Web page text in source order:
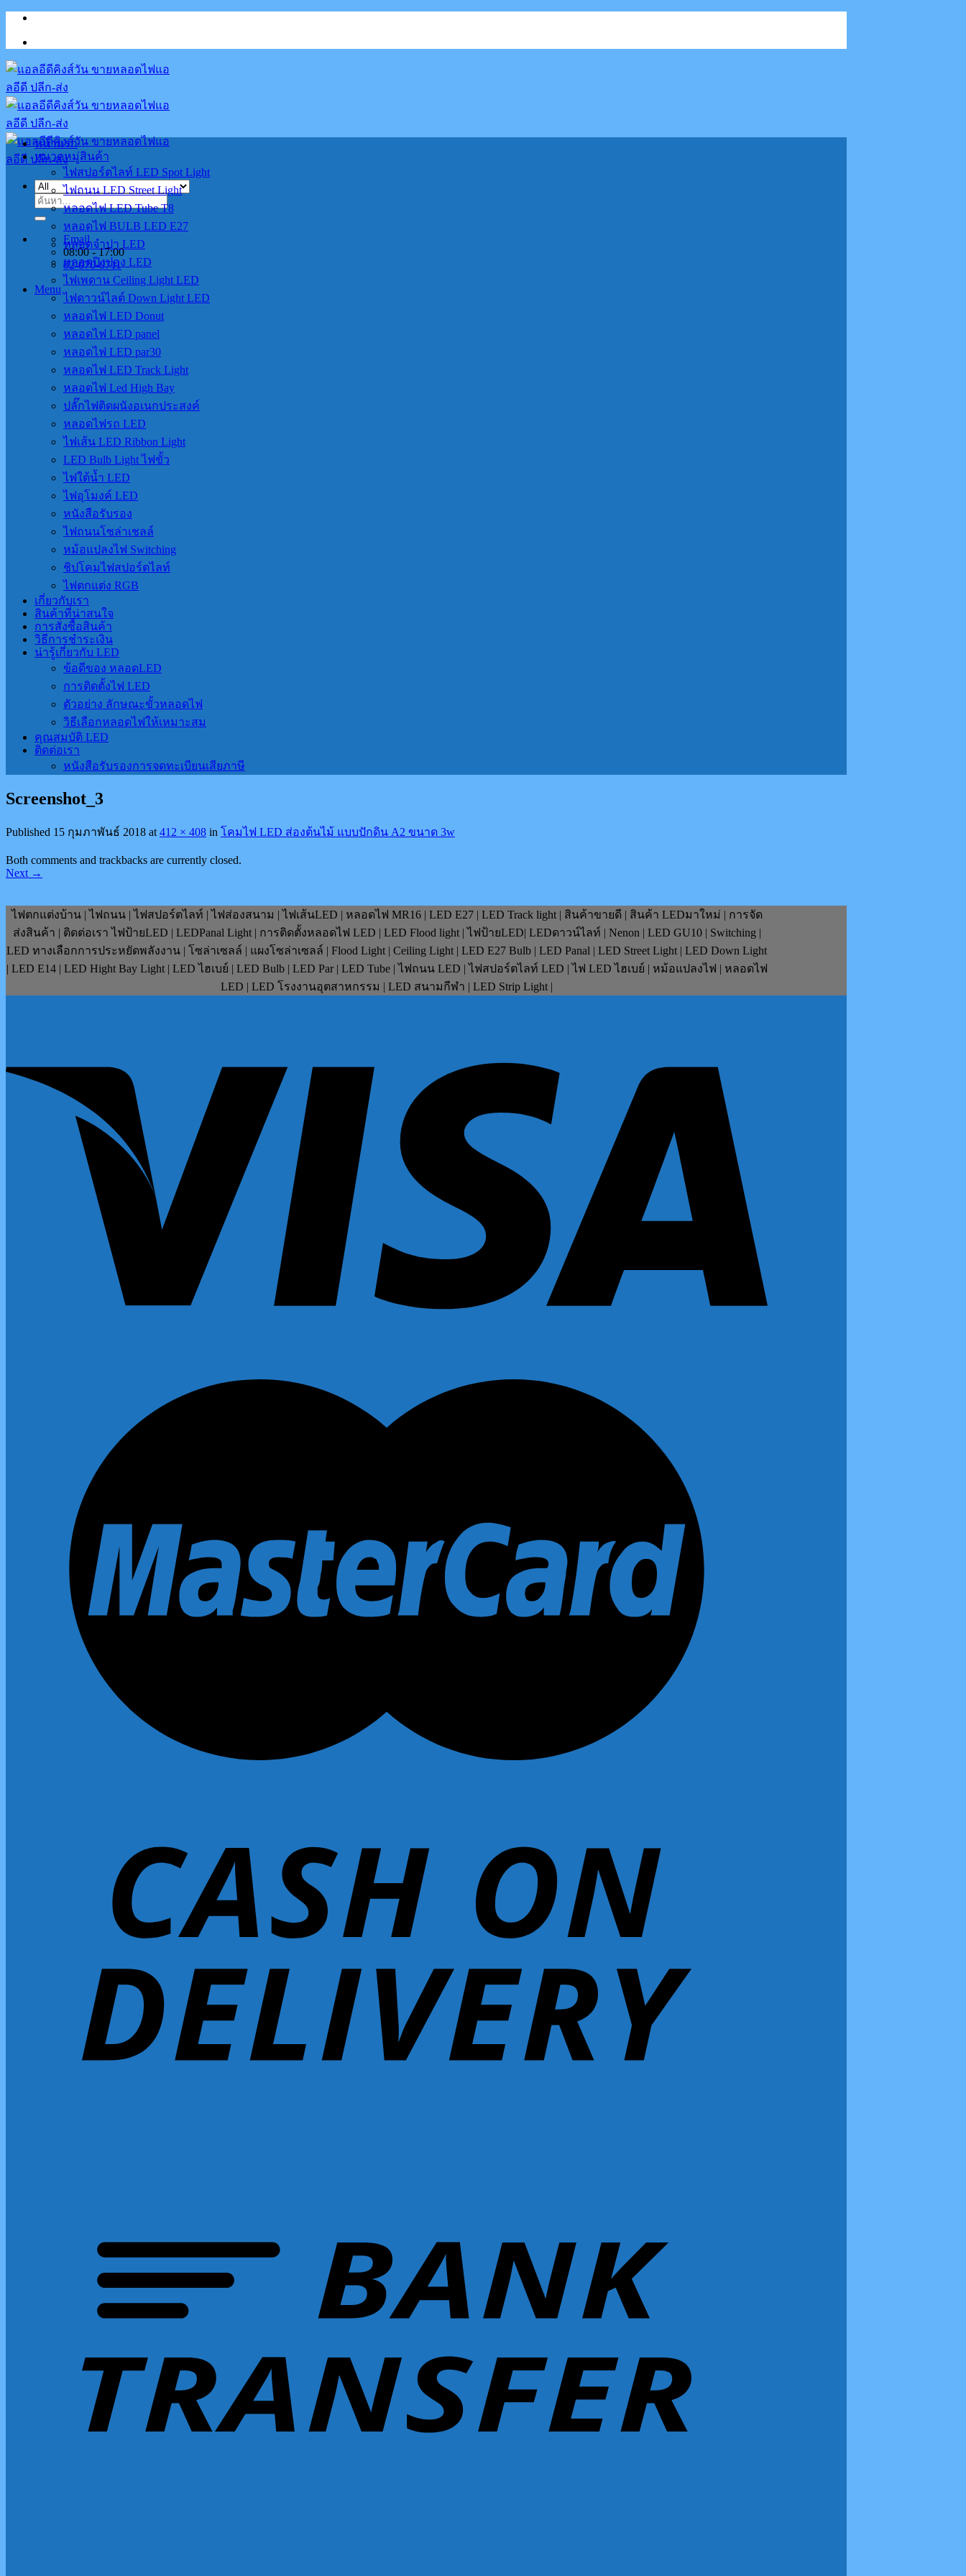
Skip
content
ค้นหา:
Email
08:00 - 17:00
02-070-0711
Menu
หน้าแรก
หมวดหมู่สินค้า
ไฟสปอร์ตไลท์ LED Spot Light
ไฟถนน LED Street Light
หลอดไฟ LED Tube T8
หลอดไฟ BULB LED E27
หลอดจำปา LED
หลอดปิงปอง LED
ไฟเพดาน Ceiling Light LED
ไฟดาวน์ไลต์ Down Light LED
หลอดไฟ LED Donut
หลอดไฟ LED panel
หลอดไฟ LED par30
หลอดไฟ LED Track Light
หลอดไฟ Led High Bay
ปลั๊กไฟติดผนังอเนกประสงค์
หลอดไฟรถ LED
ไฟเส้น LED Ribbon Light
LED Bulb Light ไฟขั้ว
ไฟใต้น้ำ LED
ไฟอุโมงค์ LED
หนังสือรับรอง
ไฟถนนโซล่าเชลล์
หม้อแปลงไฟ Switching
ชิปโคมไฟสปอร์ตไลท์
ไฟตกแต่ง RGB
เกี่ยวกับเรา
สินค้าที่น่าสนใจ
การสั่งซื้อสินค้า
วิธีการชำระเงิน
น่ารู้เกี่ยวกับ LED
ข้อดีของ หลอดLED
การติดตั้งไฟ LED
ตัวอย่าง ลักษณะขั้วหลอดไฟ
วิธีเลือกหลอดไฟให้เหมาะสม
คุณสมบัติ LED
ติดต่อเรา
หนังสือรับรองการจดทะเบียนเสียภาษี
Screenshot_3
Published 15 กุมภาพันธ์ 2018 at 412 × 408 in โคมไฟ LED ส่องต้นไม้ แบบปักดิน A2 ขนาด 3w
Both comments and trackbacks are currently closed.
Next →
ไฟตกแต่งบ้าน | ไฟถนน | ไฟสปอร์ตไลท์ | ไฟส่องสนาม | ไฟเส้นLED | หลอดไฟ MR16 | LED E27 | LED Track light | สินค้าขายดี | สินค้า LEDมาใหม่ | การจัด
ส่งสินค้า | ติดต่อเรา ไฟป้ายLED | LEDPanal Light | การติดตั้งหลอดไฟ LED | LED Flood light | ไฟป้ายLED| LEDดาวน์ไลท์ | Nenon | LED GU10 | Switching |
LED ทางเลือกการประหยัดพลังงาน | โซล่าเซลล์ | แผงโซล่าเซลล์ | Flood Light | Ceiling Light | LED E27 Bulb | LED Panal | LED Street Light | LED Down Light
| LED E14 | LED Hight Bay Light | LED ไฮเบย์ | LED Bulb | LED Par | LED Tube | ไฟถนน LED | ไฟสปอร์ตไลท์ LED | ไฟ LED ไฮเบย์ | หม้อแปลงไฟ | หลอดไฟ
LED | LED โรงงานอุตสาหกรรม | LED สนามกีฬา | LED Strip Light |